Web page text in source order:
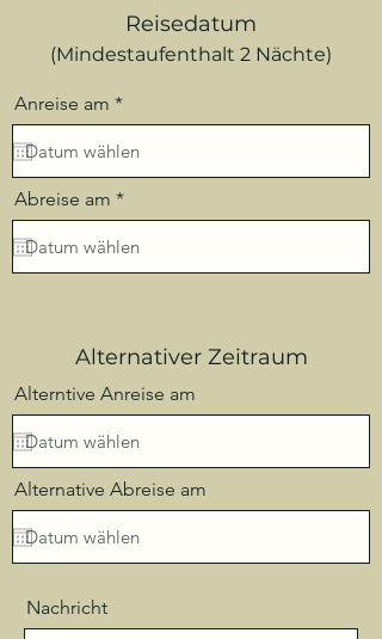
Reisedatum
(Mindestaufenthalt 2 Nächte)
Anreise am *r
e
u
i
r
e
Abreise am *r
e
u
i
Alternativer Zeitraum
Alterntive Anreise am
Alternative Abreise am
Nachricht